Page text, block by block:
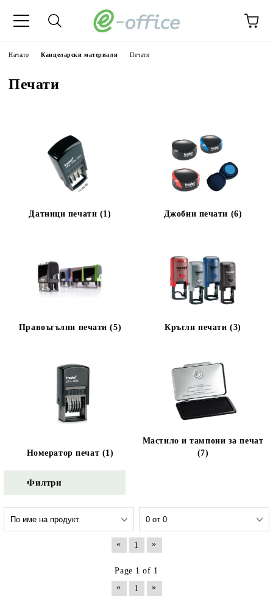
Начало Канцеларски материали Печати
Печати
Датници печати (1) Джобни печати (6)
Правоъгълни печати (5) Кръгли печати (3)
Номератор печат (1)
Мастило и тампони за печат
(7)
Филтри
« 1 »
Page 1 of 1
«
1 »